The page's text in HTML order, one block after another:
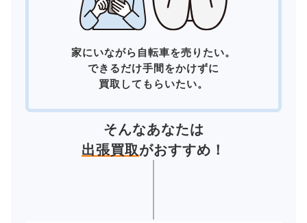
家にいながら自転車を売りたい。
できるだけ手間をかけずに
買取してもらいたい。
そんなあなたは
出張買取がおすすめ！